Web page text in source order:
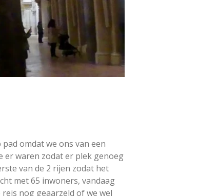
omdat we ons van een
er waren zodat er plek genoeg
van de 2 rijen zodat het
met 65 inwoners, vandaag
nog geaarzeld of we wel